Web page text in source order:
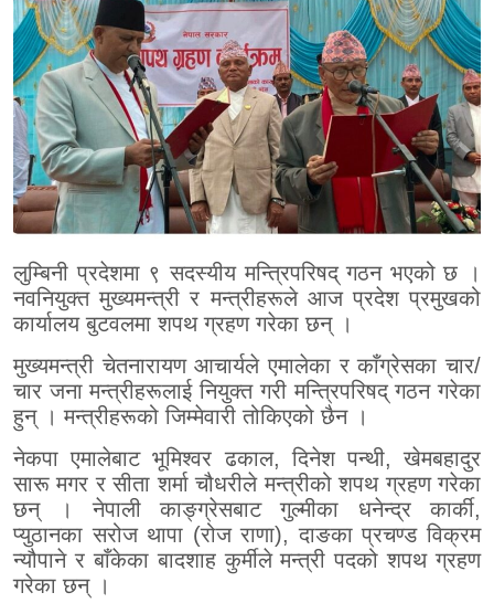
लुम्बिनी प्रदेशमा ९ सदस्यीय मन्त्रिपरिषद् गठन भएको छ ।
नवनियुक्त मुख्यमन्त्री र मन्त्रीहरूले आज प्रदेश प्रमुखको
कार्यालय बुटवलमा शपथ ग्रहण गरेका छन् ।
मुख्यमन्त्री चेतनारायण आचार्यले एमालेका र काँग्रेसका चार/
चार जना मन्त्रीहरूलाई नियुक्त गरी मन्त्रिपरिषद् गठन गरेका
हुन् । मन्त्रीहरूको जिम्मेवारी तोकिएको छैन ।
नेकपा एमालेबाट भूमिश्वर ढकाल, दिनेश पन्थी, खेमबहादुर
सारू मगर र सीता शर्मा चौधरीले मन्त्रीको शपथ ग्रहण गरेका
छन् । नेपाली काङ्ग्रेसबाट गुल्मीका धनेन्द्र कार्की,
प्युठानका सरोज थापा (रोज राणा), दाङका प्रचण्ड विक्रम
न्यौपाने र बाँकेका बादशाह कुर्मीले मन्त्री पदको शपथ ग्रहण
गरेका छन् ।